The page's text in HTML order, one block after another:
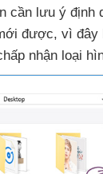
cần lưu ý định
được, vì đây
nhận loại